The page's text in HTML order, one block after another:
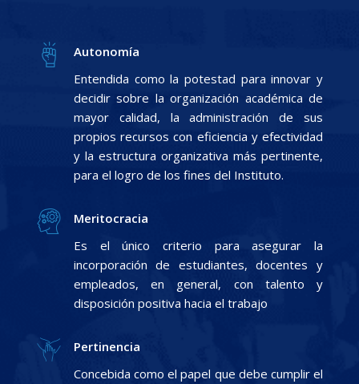
Autonomía
Entendida como la potestad para innovar y
decidir sobre la organización académica de
mayor calidad, la administración de sus
propios recursos con eficiencia y efectividad
y la estructura organizativa más pertinente,
para el logro de los fines del Instituto.
Meritocracia
Es el único criterio para asegurar la
incorporación de estudiantes, docentes y
empleados, en general, con talento y
disposición positiva hacia el trabajo
Pertinencia
Concebida como el papel que debe cumplir el